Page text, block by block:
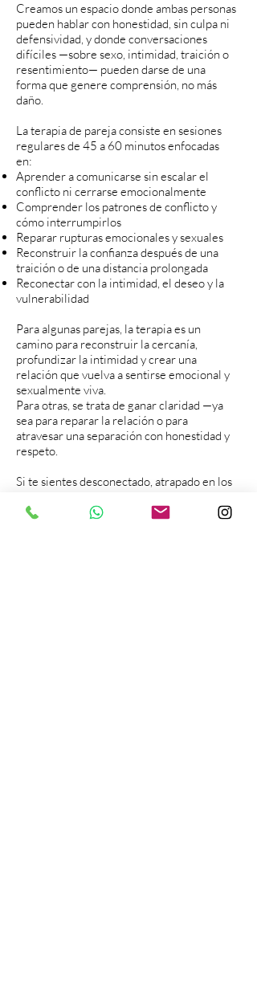
Creamos un espacio donde ambas personas
pueden hablar con honestidad, sin culpa ni
defensividad, y donde conversaciones
difíciles —sobre sexo, intimidad, traición o
resentimiento— pueden darse de una
forma que genere comprensión, no más
daño.
La terapia de pareja consiste en sesiones
regulares de 45 a 60 minutos enfocadas
en:
Aprender a comunicarse sin escalar el
conflicto ni cerrarse emocionalmente
Comprender los patrones de conflicto y
cómo interrumpirlos
Reparar rupturas emocionales y sexuales
Reconstruir la confianza después de una
traición o de una distancia prolongada
Reconectar con la intimidad, el deseo y la
vulnerabilidad
Para algunas parejas, la terapia es un
camino para reconstruir la cercanía,
profundizar la intimidad y crear una
relación que vuelva a sentirse emocional y
sexualmente viva.
Para otras, se trata de ganar claridad —ya
sea para reparar la relación o para
atravesar una separación con honestidad y
respeto.
Si te sientes desconectado, atrapado en los
intimidad, o cargando el peso de una